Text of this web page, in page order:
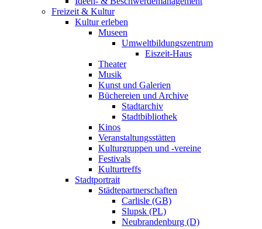
Freizeit & Kultur
Kultur erleben
Museen
Umweltbildungszentrum
Eiszeit-Haus
Theater
Musik
Kunst und Galerien
Büchereien und Archive
Stadtarchiv
Stadtbibliothek
Kinos
Veranstaltungsstätten
Kulturgruppen und -vereine
Festivals
Kulturtreffs
Stadtportrait
Städtepartnerschaften
Carlisle (GB)
Slupsk (PL)
Neubrandenburg (D)